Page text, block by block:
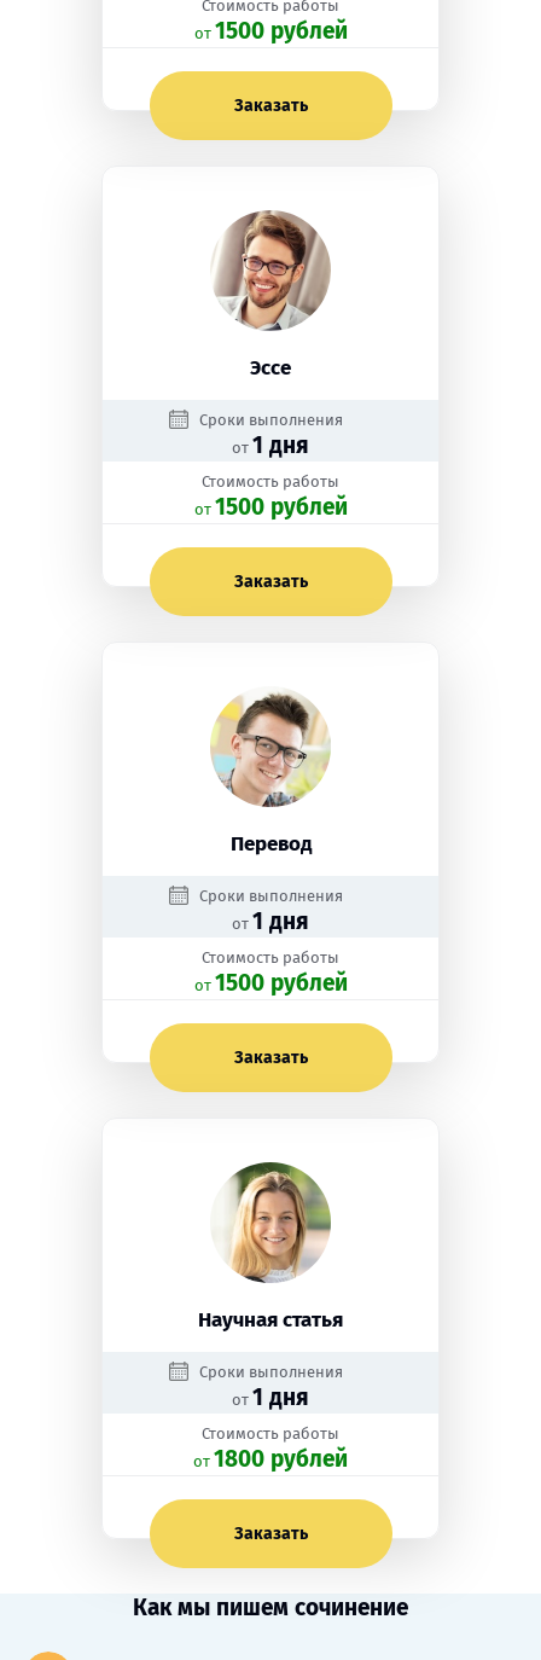
Стоимость работы
oт 1500 рублей
Заказать
Эссе
Сроки выполнения
от 1 дня
Стоимость работы
oт 1500 рублей
Заказать
Перевод
Сроки выполнения
от 1 дня
Стоимость работы
oт 1500 рублей
Заказать
Научная статья
Сроки выполнения
от 1 дня
Стоимость работы
oт 1800 рублей
Заказать
Как мы пишем сочинение